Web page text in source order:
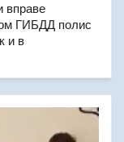
вправе
ГИБДД полис
и в